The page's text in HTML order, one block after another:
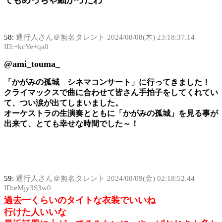
58: 通行人さん＠無名タレント 2024/08/08(木) 23:18:37.14
ID:+kcYe+qa0
@ami_touma_
「かがみの孤城 シネマコンサート」に行ってきました！
クライマックスで曲に合わせて皆さん手拍子をしてくれてい
て、つい涙が出てしまいました。
オーケストラの生演奏とともに「かがみの孤城」を見る事が
出来て、とても幸せな時間でした～！
59: 通行人さん＠無名タレント 2024/08/09(金) 02:18:52.44
ID:eMjy3S3w0
過去一くらいのタイトな衣装でいいね
行けた人いいな